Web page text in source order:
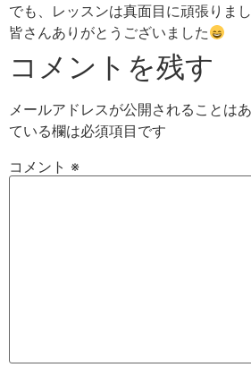
でも、レッスンは真面目に頑張りまし
皆さんありがとうございました
コメントを残す
メールアドレスが公開されることはあ
ている欄は必須項目です
コメント ※